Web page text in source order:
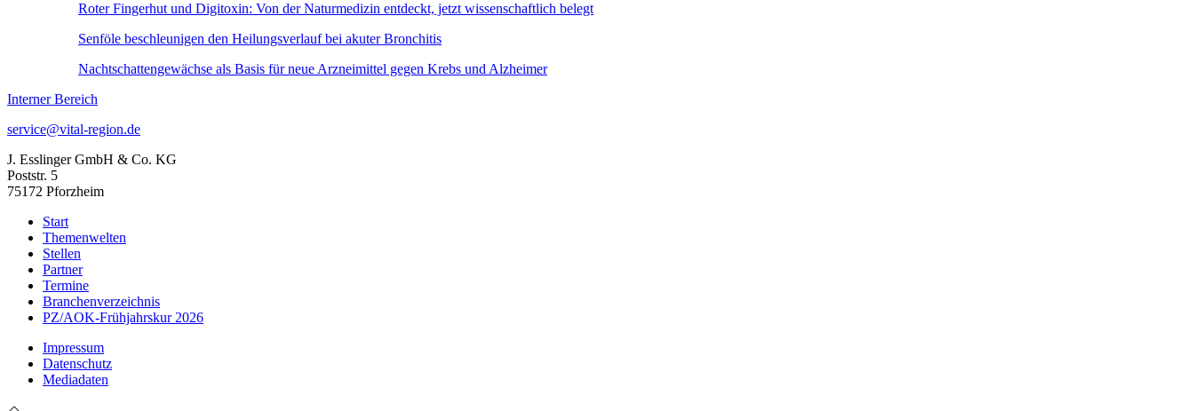
Roter Fingerhut und Digitoxin: Von der Naturmedizin entdeckt, jetzt wissenschaftlich belegt
Senföle beschleunigen den Heilungsverlauf bei akuter Bronchitis
Nachtschattengewächse als Basis für neue Arzneimittel gegen Krebs und Alzheimer
Interner Bereich
service@vital-region.de
J. Esslinger GmbH & Co. KG
Poststr. 5
75172 Pforzheim
Start
Themenwelten
Stellen
Partner
Termine
Branchenverzeichnis
PZ/AOK-Frühjahrskur 2026
Impressum
Datenschutz
Mediadaten